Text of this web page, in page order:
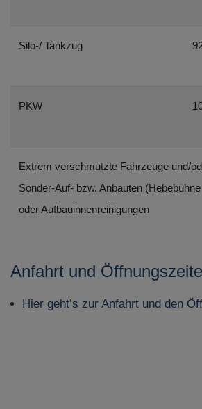
Silo-/ Tankzug
PKW
Extrem verschmutzte Fahrzeuge und/
Sonder-Auf- bzw. Anbauten
oder Aufbauinnenreinigungen
Anfahrt und
Hier geht’s zur Anfahrt und den